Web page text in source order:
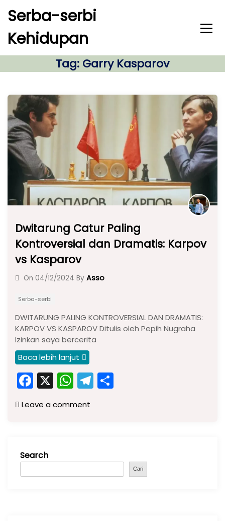
c
Serba-serbi
Kehidupan
Tag: Garry Kasparov
Dwitarung Catur Paling
Kontroversial dan Dramatis: Karpov
vs Kasparov
On 04/12/2024 By Asso
Serba-serbi
DWITARUNG PALING KONTROVERSIAL DAN DRAMATIS:
KARPOV VS KASPAROV Ditulis oleh Pepih Nugraha
Izinkan saya bercerita
Baca lebih lanjut
F
a
c
o
o
X W
h
a
p
p
T
el
m
Leave a comment
Search
Cari